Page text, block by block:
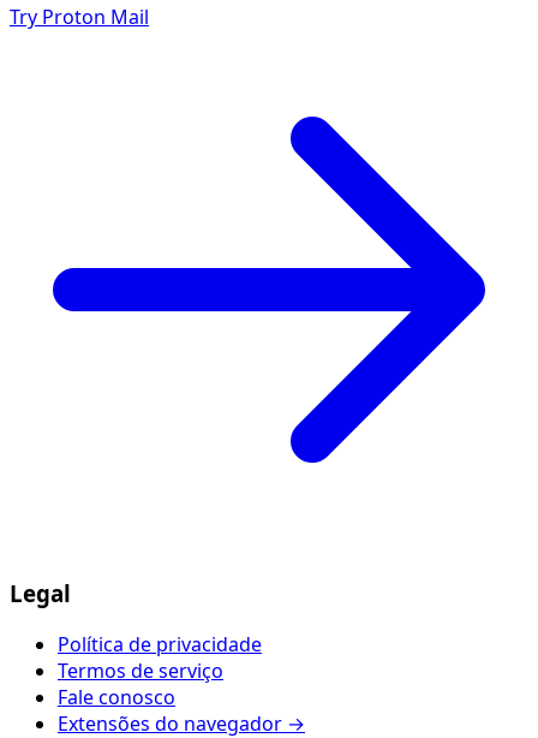
Try Proton Mail
Legal
Política de privacidade
Termos de serviço
Fale conosco
Extensões do navegador →